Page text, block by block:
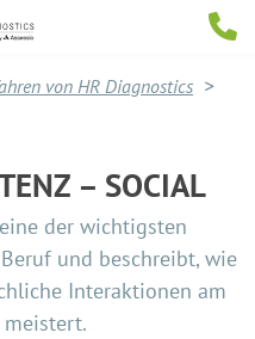
von HR Diagnostics
– SOCIAL
der wichtigsten
und beschreibt, wie
Interaktionen am